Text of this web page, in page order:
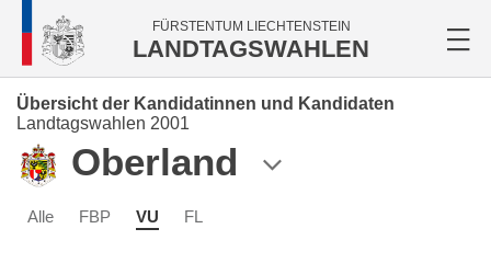
FÜRSTENTUM LIECHTENSTEIN
LANDTAGSWAHLEN
Übersicht der Kandidatinnen und Kandidaten
Landtagswahlen 2001
Oberland
Alle FBP VU FL